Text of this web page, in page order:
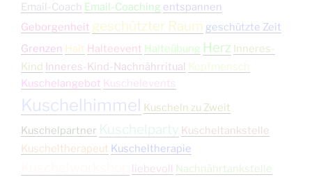
Email-Coach Email-Coaching entspannen
Geborgenheit geschützter Raum geschützte Zeit
Grenzen Halt Halteevent Halteübung Herz Inneres-
Kind
Inneres-Kind-Nachnährritual
Kopfmensch
Kuschelangebot Kuschelevents
Kuschelhimmel Kuscheln zu Zweit
Kuschelpartner Kuschelparty Kuscheltankstelle
Kuscheltherapeut Kuscheltherapie
liebevoll
Nachnährtankstelle